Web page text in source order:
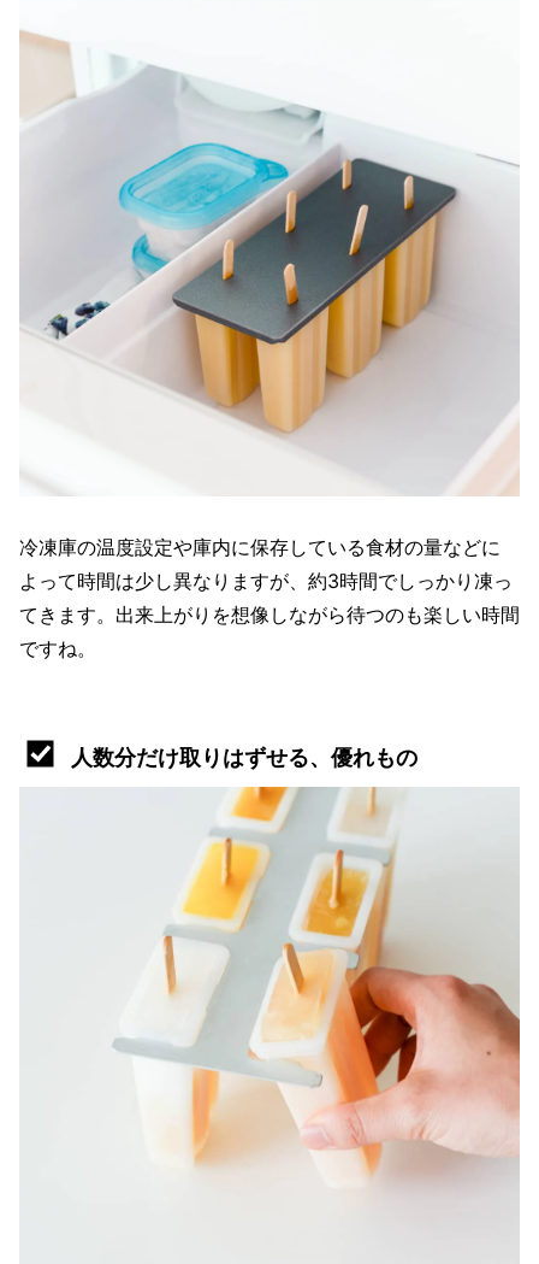
冷凍庫の温度設定や庫内に保存している食材の量などに
よって時間は少し異なりますが、約3時間でしっかり凍っ
てきます。出来上がりを想像しながら待つのも楽しい時間
ですね。
人数分だけ取りはずせる、優れもの